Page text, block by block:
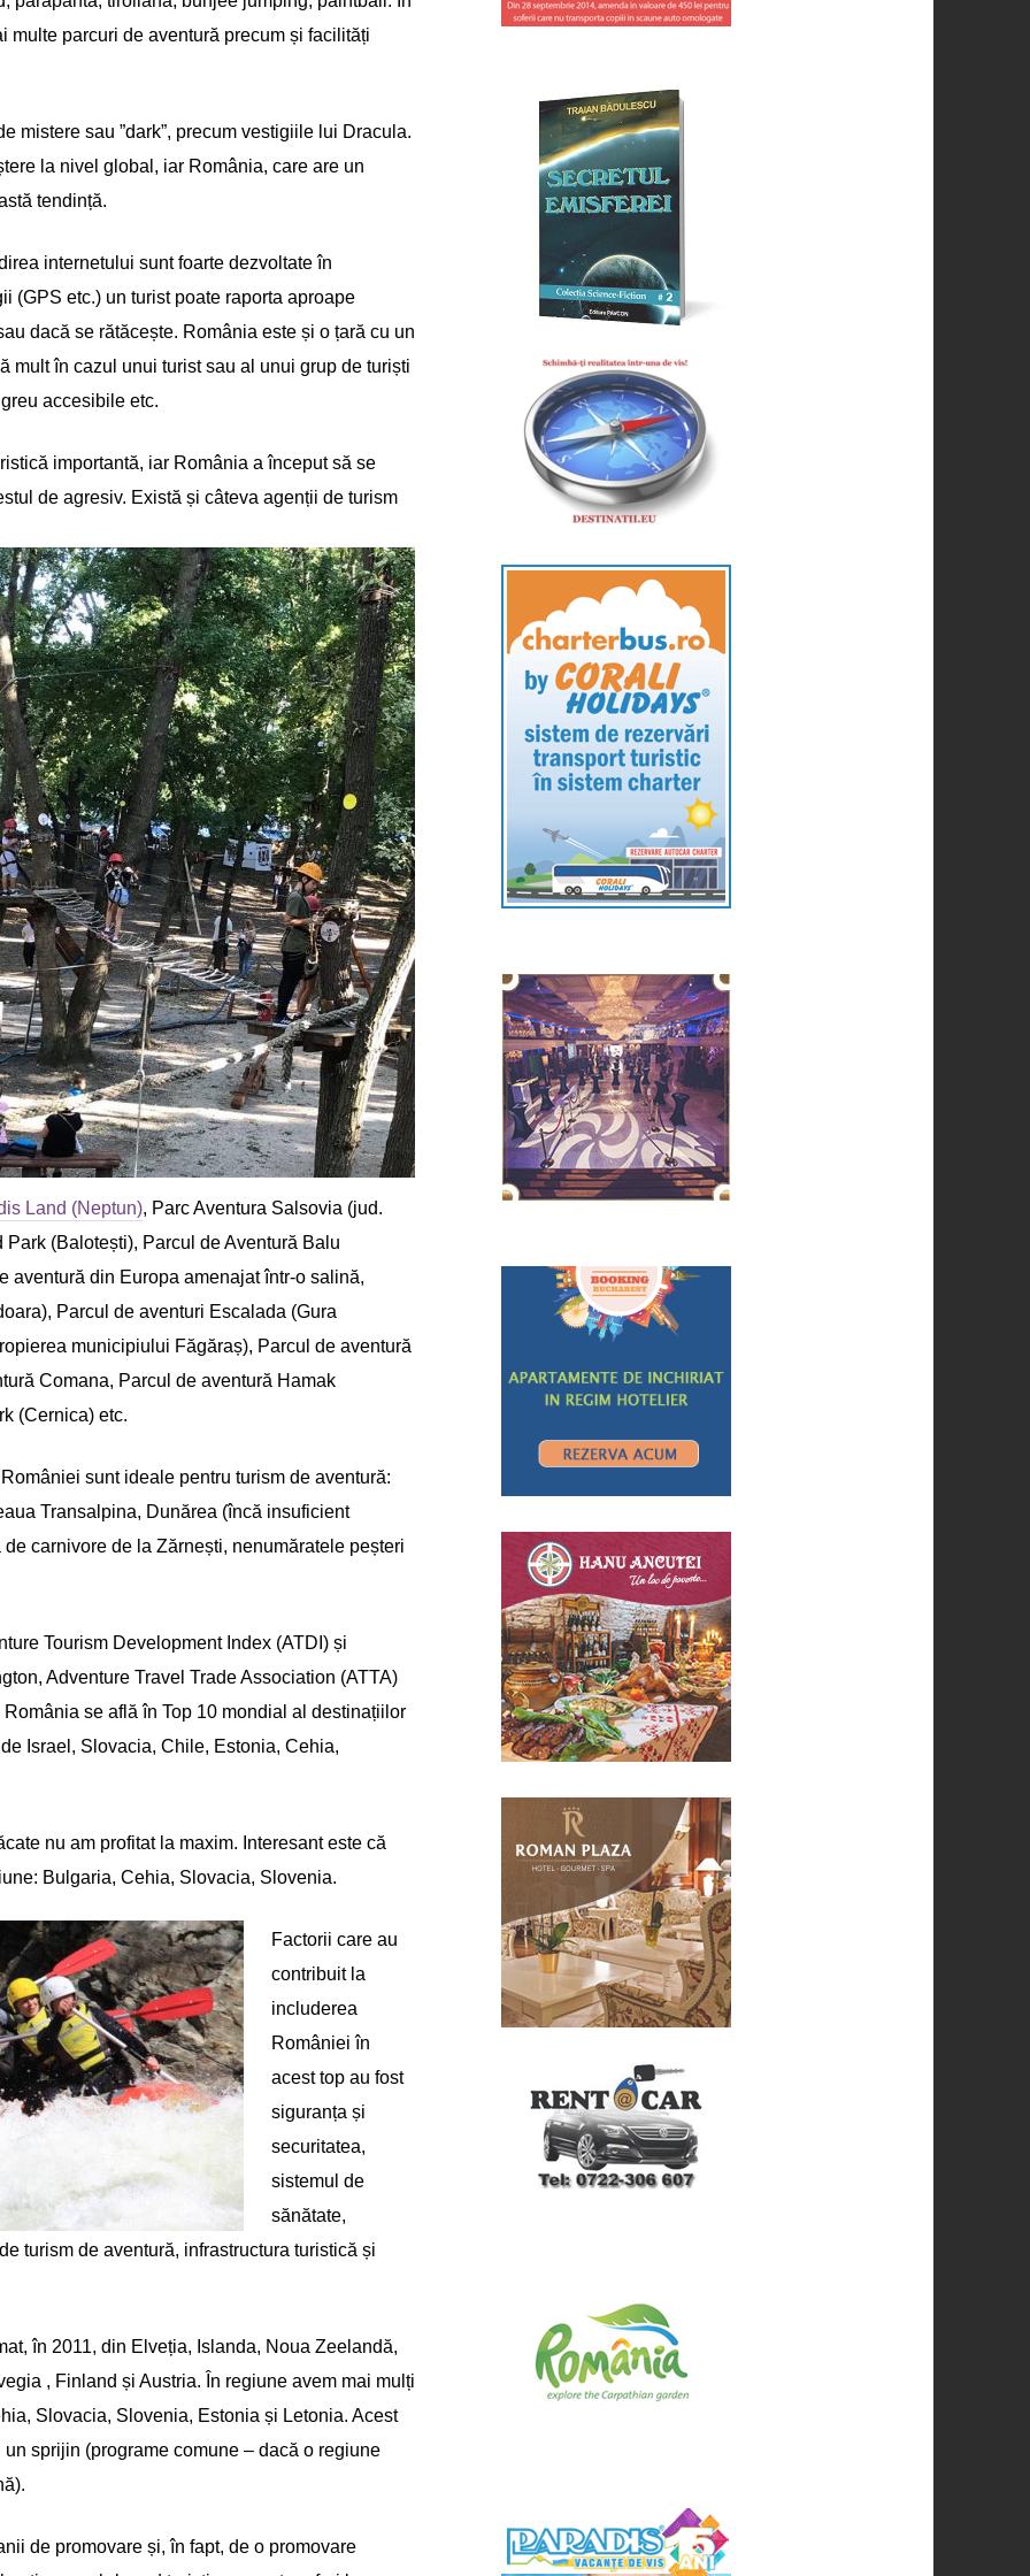
parcuri de aventură precum și facilități
mistere sau ”dark”, precum vestigiile lui Dracula.
la nivel global, iar România, care are un
tendință.
internetului sunt foarte dezvoltate în
(GPS etc.) un turist poate raporta aproape
dacă se rătăcește. România este și o țară cu un
mult în cazul unui turist sau al unui grup de turiști
accesibile etc.
importantă, iar România a început să se
de agresiv. Există și câteva agenții de turism
Land (Neptun), Parc Aventura Salsovia (jud.
(Balotești), Parcul de Aventură Balu
aventură din Europa amenajat într-o salină,
Parcul de aventuri Escalada (Gura
municipiului Făgăraș), Parcul de aventură
Comana, Parcul de aventură Hamak
(Cernica) etc.
sunt ideale pentru turism de aventură:
Transalpina, Dunărea (încă insuficient
carnivore de la Zărnești, nenumăratele peșteri
Tourism Development Index (ATDI) și
Adventure Travel Trade Association (ATTA)
se află în Top 10 mondial al destinațiilor
Israel, Slovacia, Chile, Estonia, Cehia,
nu am profitat la maxim. Interesant este că
Bulgaria, Cehia, Slovacia, Slovenia.
Factorii care au
contribuit la
includerea
României în
acest top au fost
siguranța și
securitatea,
sistemul de
sănătate,
turism de aventură, infrastructura turistică și
în 2011, din Elveția, Islanda, Noua Zeelandă,
, Finland și Austria. În regiune avem mai mulți
Slovacia, Slovenia, Estonia și Letonia. Acest
sprijin (programe comune – dacă o regiune
de promovare și, în fapt, de o promovare